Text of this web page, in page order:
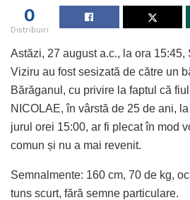
0
Distribuiri
Astăzi, 27 august a.c., la ora
Viziru au fost sesizată de către un
Bărăganul, cu privire la faptul că
NICOLAE, în vârstă de 25 de ani,
jurul orei 15:00, ar fi plecat în mod
comun și nu a mai revenit.
Semnalmente: 160 cm, 70 de kg,
tuns scurt, fără semne particulare.